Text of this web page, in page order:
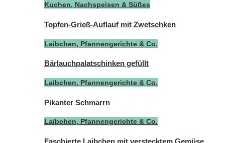
Kuchen, Nachspeisen & Süßes
Topfen-Grieß-Auflauf mit Zwetschken
Laibchen, Pfannengerichte & Co.
Bärlauchpalatschinken gefüllt
Laibchen, Pfannengerichte & Co.
Pikanter Schmarrn
Laibchen, Pfannengerichte & Co.
Faschierte Laibchen mit verstecktem Gemüse